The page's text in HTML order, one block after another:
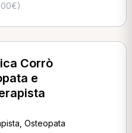
Corrò
e
Osteopata